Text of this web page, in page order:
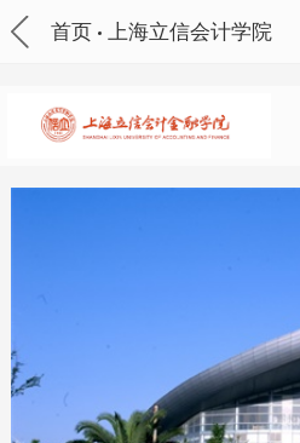
首页 上海立信会计学院